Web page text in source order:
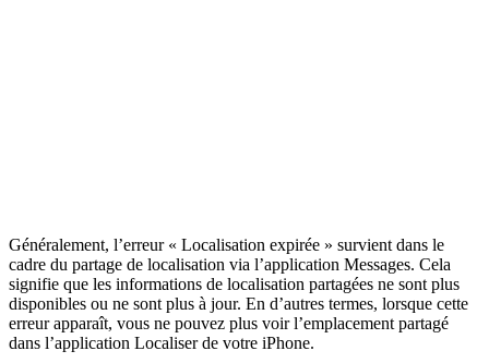
Généralement, l’erreur « Localisation expirée » survient dans le
cadre du partage de localisation via l’application Messages. Cela
signifie que les informations de localisation partagées ne sont plus
disponibles ou ne sont plus à jour. En d’autres termes, lorsque cette
erreur apparaît, vous ne pouvez plus voir l’emplacement partagé
dans l’application Localiser de votre iPhone.